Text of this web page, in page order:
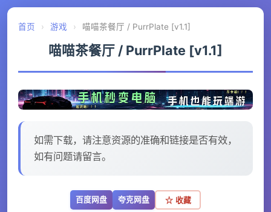
首页 › 游戏 › 喵喵茶餐厅 / PurrPlate [v1.1]
喵喵茶餐厅 / PurrPlate [v1.1]
如需下载，请注意资源的准确和链接是否有效，
如有问题请留言。
百度网盘 夸克网盘 ☆ 收藏